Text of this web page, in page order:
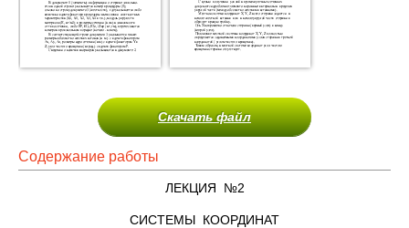
Скачать файл
Содержание работы
ЛЕКЦИЯ №2
СИСТЕМЫ КООРДИНАТ